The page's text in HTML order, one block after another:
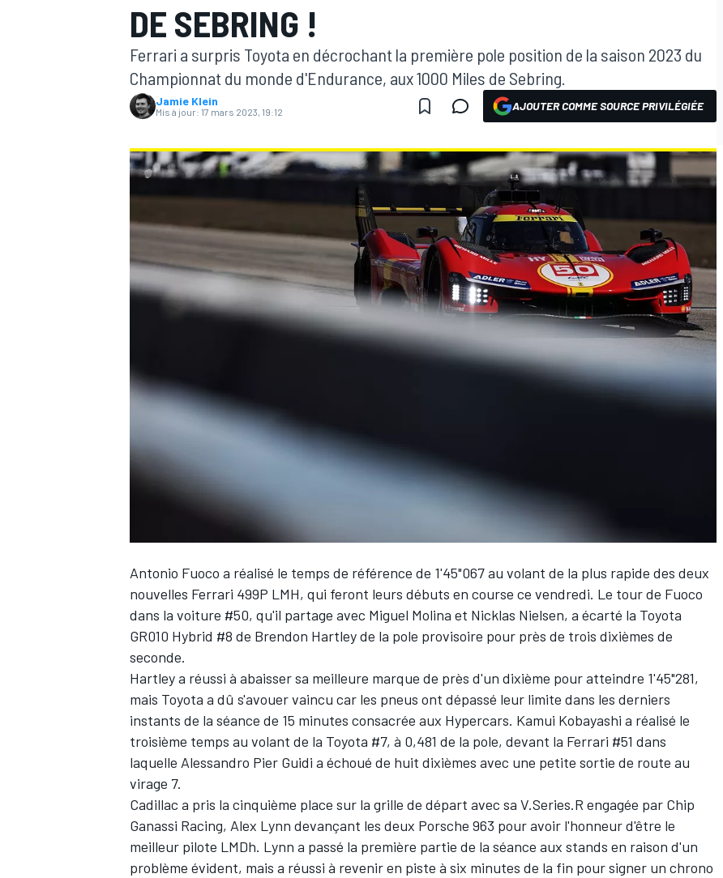
WEC
DE SEBRING !
Ferrari a surpris Toyota en décrochant la première pole position de la saison 2023 du
Championnat du monde d'Endurance, aux 1000 Miles de Sebring.
Jamie Klein
Mis à jour: 17 mars 2023, 19:12 AJOUTER COMME SOURCE PRIVILÉGIÉE
Antonio Fuoco a réalisé le temps de référence de 1'45"067 au volant de la plus rapide des deux
nouvelles Ferrari 499P LMH, qui feront leurs débuts en course ce vendredi. Le tour de Fuoco
dans la voiture #50, qu'il partage avec Miguel Molina et Nicklas Nielsen, a écarté la Toyota
GR010 Hybrid #8 de Brendon Hartleyde la pole provisoire pour près de trois dixièmes de
seconde.
Hartley a réussi à abaisser sa meilleure marque de près d'un dixième pour atteindre 1'45"281,
mais Toyota a dû s'avouer vaincu car les pneus ont dépassé leur limite dans les derniers
instants de la séance de 15 minutes consacrée aux Hypercars. Kamui Kobayashi a réalisé le
troisième temps au volant de la Toyota #7, à 0,481 de la pole, devant la Ferrari #51 dans
laquelle Alessandro Pier Guidi a échoué de huit dixièmes avec une petite sortie de route au
virage 7.
Cadillac a pris la cinquième place sur la grille de départ avec sa V.Series.R engagée par Chip
Ganassi Racing, Alex Lynn devançant les deux Porsche 963 pour avoir l'honneur d'être le
meilleur pilote LMDh. Lynn a passé la première partie de la séance aux stands en raison d'un
problème évident, mais a réussi à revenir en piste à six minutes de la fin pour signer un chrono